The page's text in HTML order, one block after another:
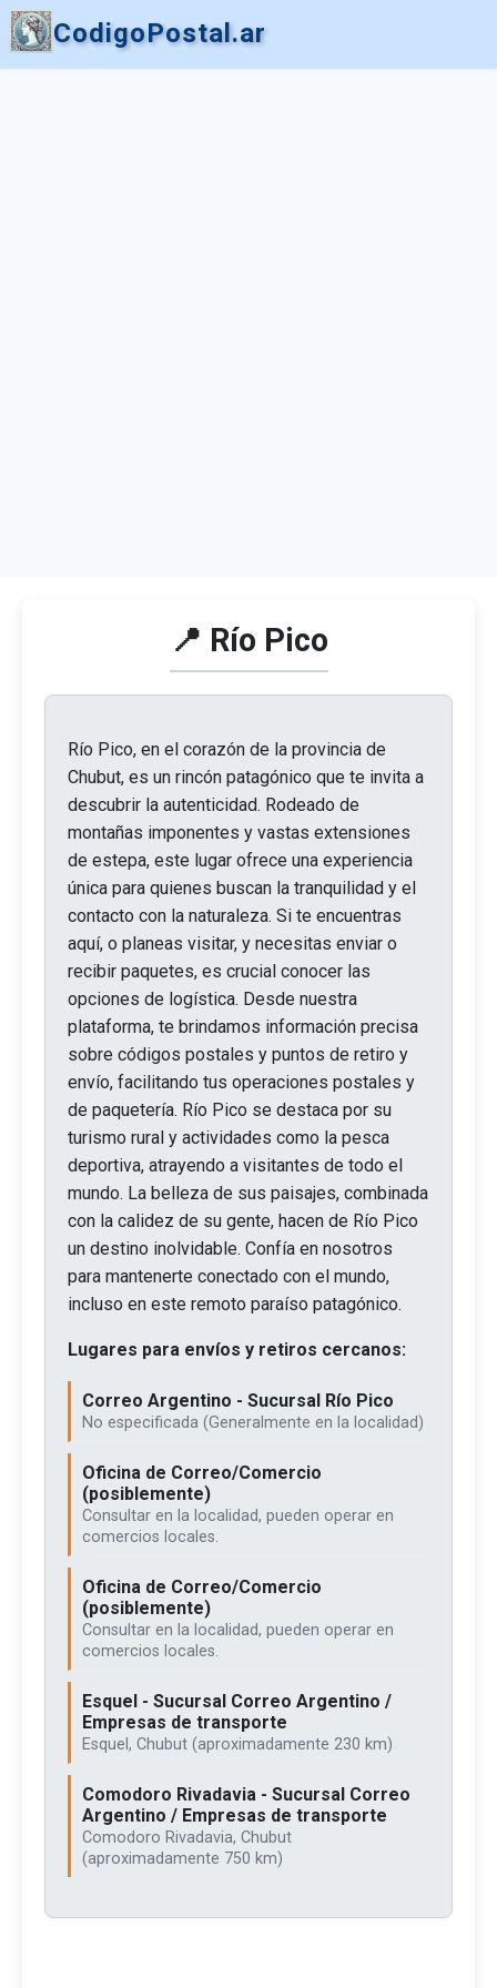
CodigoPostal.ar
📍 Río Pico
Río Pico, en el corazón de la provincia de
Chubut, es un rincón patagónico que te invita a
descubrir la autenticidad. Rodeado de
montañas imponentes y vastas extensiones
de estepa, este lugar ofrece una experiencia
única para quienes buscan la tranquilidad y el
contacto con la naturaleza. Si te encuentras
aquí, o planeas visitar, y necesitas enviar o
recibir paquetes, es crucial conocer las
opciones de logística. Desde nuestra
plataforma, te brindamos información precisa
sobre códigos postales y puntos de retiro y
envío, facilitando tus operaciones postales y
de paquetería. Río Pico se destaca por su
turismo rural y actividades como la pesca
deportiva, atrayendo a visitantes de todo el
mundo. La belleza de sus paisajes, combinada
con la calidez de su gente, hacen de Río Pico
un destino inolvidable. Confía en nosotros
para mantenerte conectado con el mundo,
incluso en este remoto paraíso patagónico.
Lugares para envíos y retiros cercanos:
Correo Argentino - Sucursal Río Pico
No especificada (Generalmente en la localidad)
Oficina de Correo/Comercio
(posiblemente)
Consultar en la localidad, pueden operar en
comercios locales.
Oficina de Correo/Comercio
(posiblemente)
Consultar en la localidad, pueden operar en
comercios locales.
Esquel - Sucursal Correo Argentino /
Empresas de transporte
Esquel, Chubut (aproximadamente 230 km)
Comodoro Rivadavia - Sucursal Correo
Argentino / Empresas de transporte
Comodoro Rivadavia, Chubut
(aproximadamente 750 km)